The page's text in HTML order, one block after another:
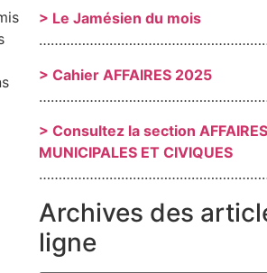
> Le Jamésien du mois
> Cahier AFFAIRES 2025
> Consultez la section AFFAIRES
MUNICIPALES ET CIVIQUES
Archives des
ligne